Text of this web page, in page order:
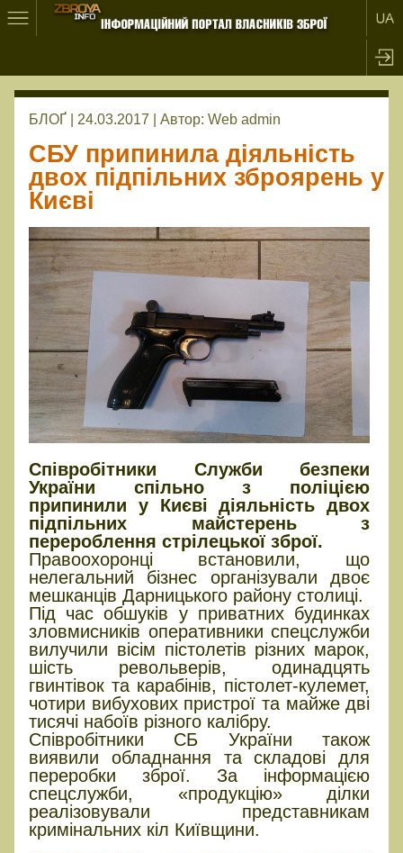
БЛОҐ | 24.03.2017 | Автор: Web admin
СБУ припинила діяльність
двох підпільних зброярень у
Києві
Співробітники Служби безпеки
України спільно з поліцією
припинили у Києві діяльність двох
підпільних майстерень з
перероблення стрілецької зброї.
Правоохоронці встановили, що
нелегальний бізнес організували двоє
мешканців Дарницького району столиці.
Під час обшуків у приватних будинках
зловмисників оперативники спецслужби
вилучили вісім пістолетів різних марок,
шість револьверів, одинадцять
гвинтівок та карабінів, пістолет-кулемет,
чотири вибухових пристрої та майже дві
тисячі набоїв різного калібру.
Співробітники СБ України також
виявили обладнання та складові для
переробки зброї. За інформацією
спецслужби, «продукцію» ділки
реалізовували представникам
кримінальних кіл Київщини.